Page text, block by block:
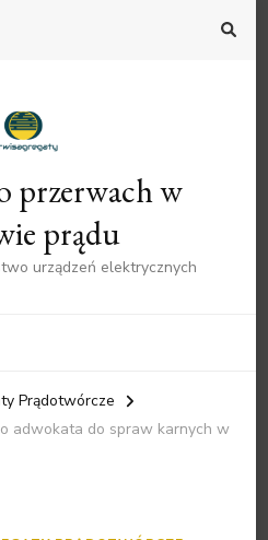
przerwach w
prądu
urządzeń elektrycznych
Prądotwórcze
adwokata do spraw karnych w